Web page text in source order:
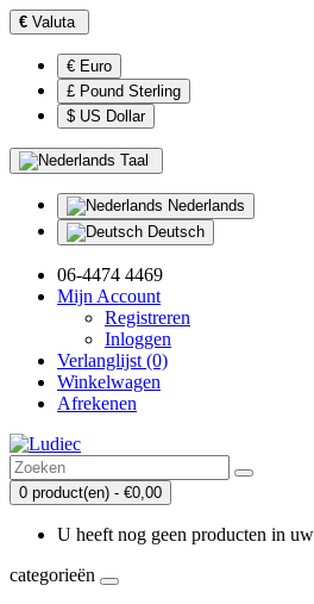
€ Valuta
€ Euro
£ Pound Sterling
$ US Dollar
Taal
Nederlands
Deutsch
06-4474 4469
Mijn Account
Registreren
Inloggen
Verlanglijst (0)
Winkelwagen
Afrekenen
0 product(en) - €0,00
U heeft nog geen producten in
categorieën